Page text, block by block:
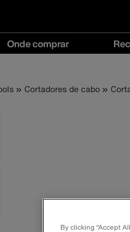
Onde comprar
menu
Cortadores de cabo
By clicking “Accept